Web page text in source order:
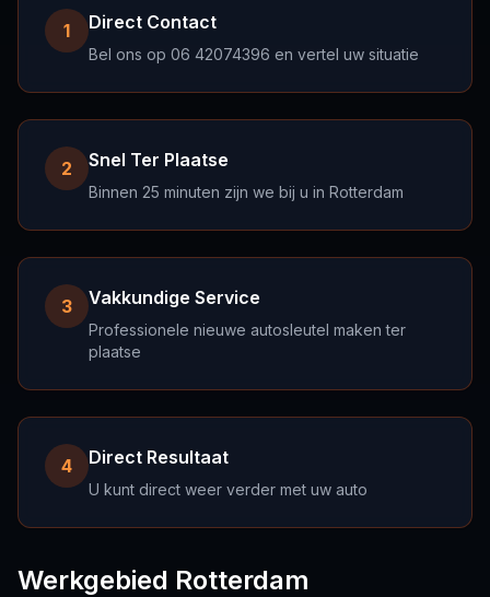
1 Direct Contact
Bel ons op 06 42074396 en vertel uw situatie
2 Snel Ter Plaatse
Binnen 25 minuten zijn we bij u in Rotterdam
3 Vakkundige Service
Professionele nieuwe autosleutel maken ter
plaatse
4 Direct Resultaat
U kunt direct weer verder met uw auto
Werkgebied Rotterdam